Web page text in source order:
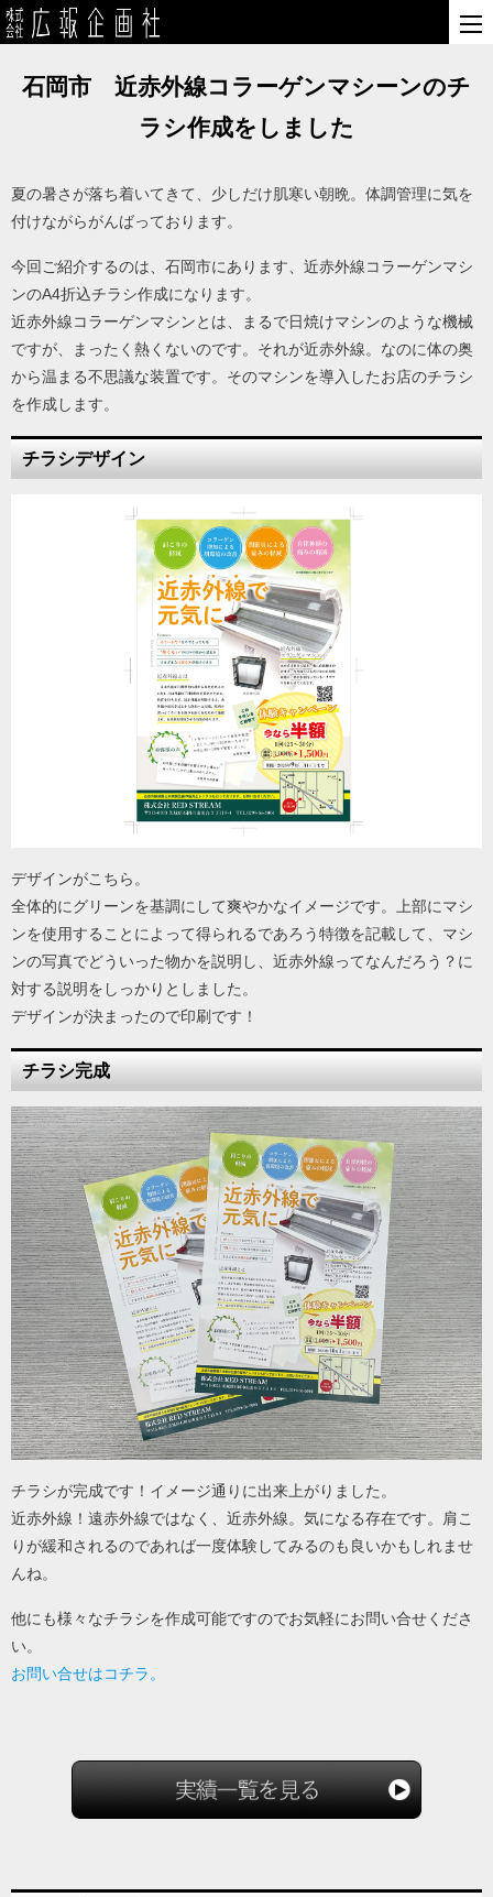
石岡市 近赤外線コラーゲンマシーンのチ
ラシ作成をしました
夏の暑さが落ち着いてきて、少しだけ肌寒い朝晩。体調管理に気を
付けながらがんばっております。
今回ご紹介するのは、石岡市にあります、近赤外線コラーゲンマシ
ンのA4折込チラシ作成になります。
近赤外線コラーゲンマシンとは、まるで日焼けマシンのような機械
ですが、まったく熱くないのです。それが近赤外線。なのに体の奥
から温まる不思議な装置です。そのマシンを導入したお店のチラシ
を作成します。
チラシデザイン
デザインがこちら。
全体的にグリーンを基調にして爽やかなイメージです。上部にマシ
ンを使用することによって得られるであろう特徴を記載して、マシ
ンの写真でどういった物かを説明し、近赤外線ってなんだろう？に
対する説明をしっかりとしました。
デザインが決まったので印刷です！
チラシ完成
チラシが完成です！イメージ通りに出来上がりました。
近赤外線！遠赤外線ではなく、近赤外線。気になる存在です。肩こ
りが緩和されるのであれば一度体験してみるのも良いかもしれませ
んね。
他にも様々なチラシを作成可能ですのでお気軽にお問い合せくださ
い。
お問い合せはコチラ。